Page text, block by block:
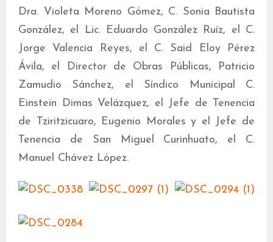
Dra. Violeta Moreno Gómez, C. Sonia Bautista
González, el Lic. Eduardo González Ruíz, el C.
Jorge Valencia Reyes, el C. Said Eloy Pérez
Ávila, el Director de Obras Públicas, Patricio
Zamudio Sánchez, el Síndico Municipal C.
Einstein Dimas Velázquez, el Jefe de Tenencia
de Tziritzicuaro, Eugenio Morales y el Jefe de
Tenencia de San Miguel Curinhuato, el C.
Manuel Chávez López.